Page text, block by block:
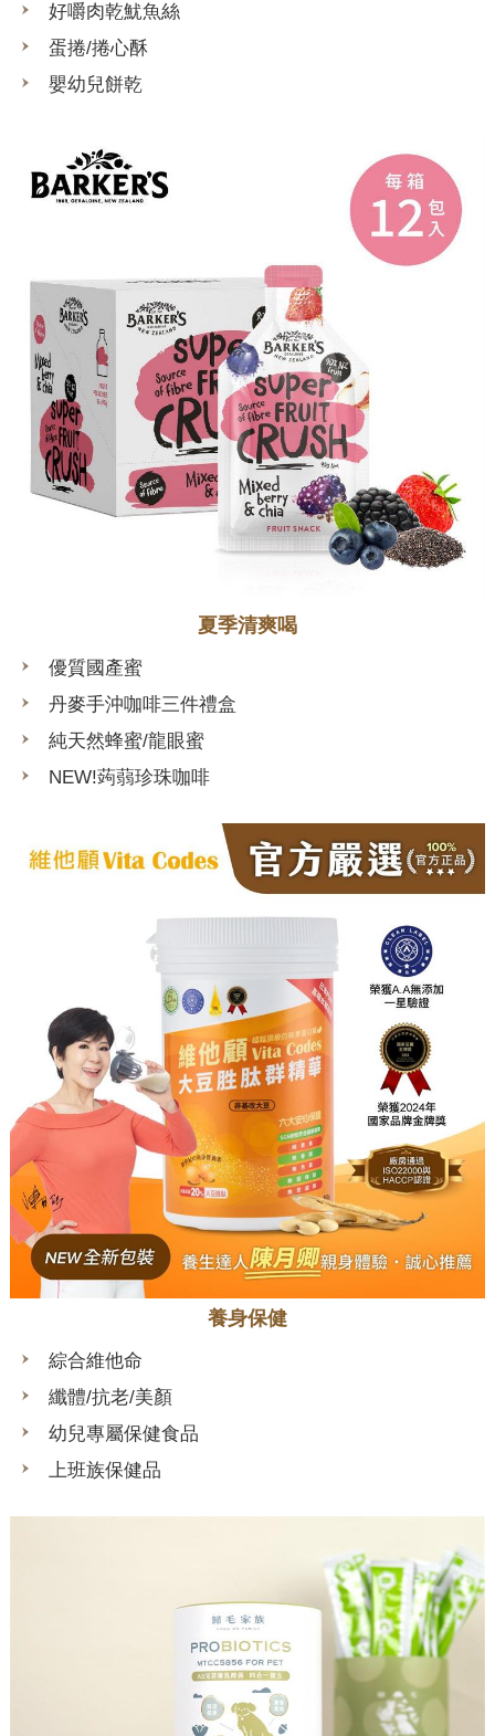
好嚼肉乾魷魚絲
蛋捲/捲心酥
嬰幼兒餅乾
夏季清爽喝
優質國產蜜
丹麥手沖咖啡三件禮盒
純天然蜂蜜/龍眼蜜
NEW!蒟蒻珍珠咖啡
養身保健
綜合維他命
纖體/抗老/美顏
幼兒專屬保健食品
上班族保健品